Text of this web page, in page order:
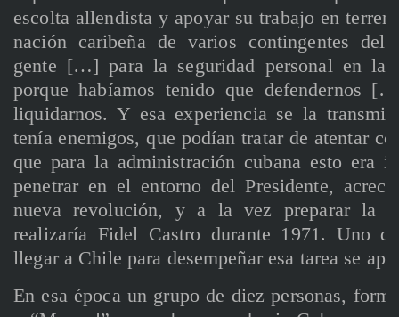
escolta allendista y apoyar su trabajo en
nación caribeña de varios contingentes del
gente […] para la seguridad personal en la
porque habíamos tenido que defendernos
liquidarnos. Y esa experiencia se la
tenía enemigos, que podían tratar de atentar
que para la administración cubana esto era
penetrar en el entorno del Presidente,
nueva revolución, y a la vez preparar la
realizaría Fidel Castro durante 1971. Uno
llegar a Chile para desempeñar esa tarea se
En esa época un grupo de diez personas,